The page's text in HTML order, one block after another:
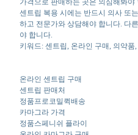
센트립 복용 시에는 반드시 의사 또
하고 전문가와 상담해야 합니다. 다
야 합니다.
키워드: 센트립, 온라인 구매, 의약품
온라인 센트립 구매
센트립 판매처
정품프로코밀퀵배송
카마그라 가격
정품스페니쉬 플라이